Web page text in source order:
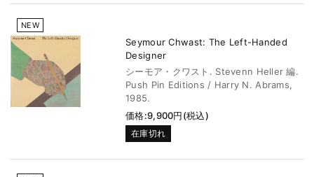
NEW
Seymour Chwast: The Left-Handed
Designer
シーモア・クワスト. Stevenn Heller 編.
Push Pin Editions / Harry N. Abrams,
1985.
価格:9,900円(税込)
在庫切れ